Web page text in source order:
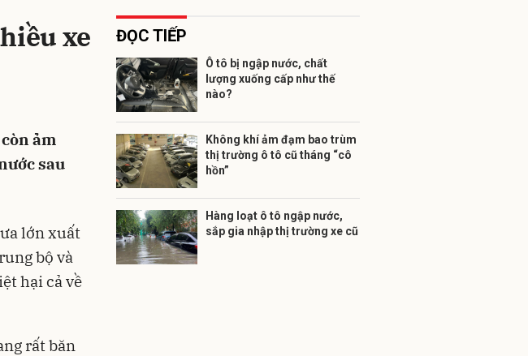
xe
ảm
sau
lớn xuất
bộ và
hại cả về
rất băn
ĐỌC TIẾP
Ô tô bị ngập nước, chất
lượng xuống cấp như thế
nào?
Không khí ảm đạm bao trùm
thị trường ô tô cũ tháng “cô
hồn”
Hàng loạt ô tô ngập nước,
sắp gia nhập thị trường xe cũ
Gửi